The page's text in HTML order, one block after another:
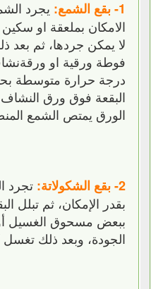
1- بقع الشمع:
يجرد
الامكان بملعقة او
لا يمكن جردها، ثم بعد
فوطة ورقية او
درجة حرارة متوسطة
البقعة فوق ورق
الورق يمتص الشمع
2- بقع الشكولاتة:
تجرد
بقدر الإمكان، ثم تبلل
ببعض مسحوق الغسيل
الجودة، وبعد ذلك تغسل